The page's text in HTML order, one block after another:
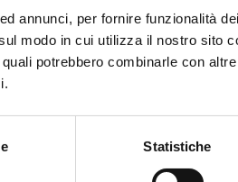
annunci, per fornire funzionalità
modo in cui utilizza il nostro sito
potrebbero combinarle con
Statistiche
potrà
e superare
da
ad almeno il
3 del